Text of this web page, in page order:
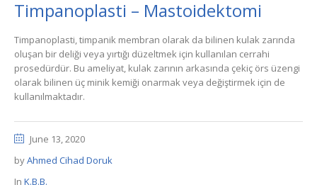
Timpanoplasti – Mastoidektomi
Timpanoplasti, timpanik membran olarak da bilinen kulak zarında
oluşan bir deliği veya yırtığı düzeltmek için kullanılan cerrahi
prosedürdür. Bu ameliyat, kulak zarının arkasında çekiç örs üzengi
olarak bilinen üç minik kemiği onarmak veya değiştirmek için de
kullanılmaktadır.
June 13, 2020
byAhmed Cihad Doruk
In K.B.B.